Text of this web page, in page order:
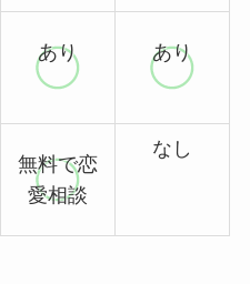
あり あり
無料で恋
愛相談
なし